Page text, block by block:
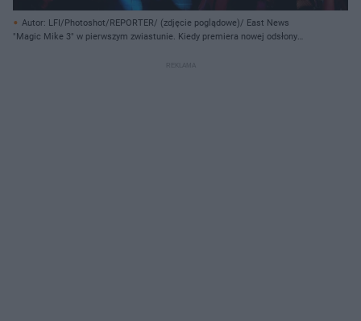
Autor: LFI/Photoshot/REPORTER/ (zdjęcie poglądowe)/ East News
"Magic Mike 3" w pierwszym zwiastunie. Kiedy premiera nowej odsłony